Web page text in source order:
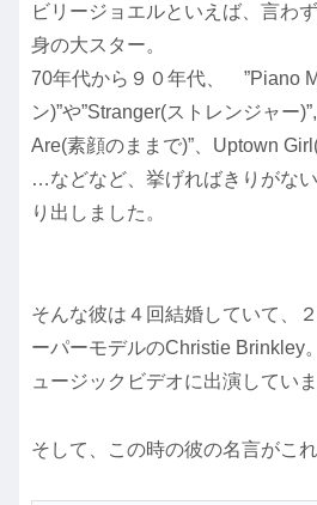
ビリージョエルといえば、言わ
身の大スター。
70年代から９０年代、 ”Piano
ン)”や”Stranger(ストレンジャー
Are(素顔のままで)”、Uptown
…などなど、挙げればきりがな
り出しました。
そんな彼は４回結婚していて、
ーパーモデルのChristie Brinkley
ュージックビデオに出演してい
そして、この時の彼の名言がこれ